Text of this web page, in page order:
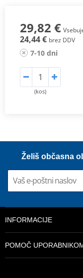
29,82 €
24,44 € brez DDV
7-10 dni
(kos)
Želiš občasna
INFORMACIJE
POMOČ